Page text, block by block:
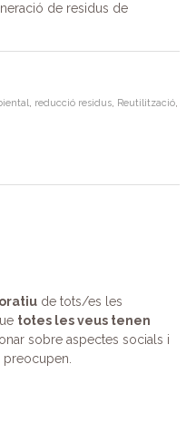
de residus de
, reducció residus, Reutilització,
de tots/es les
totes les veus tenen
sobre aspectes socials i
preocupen.